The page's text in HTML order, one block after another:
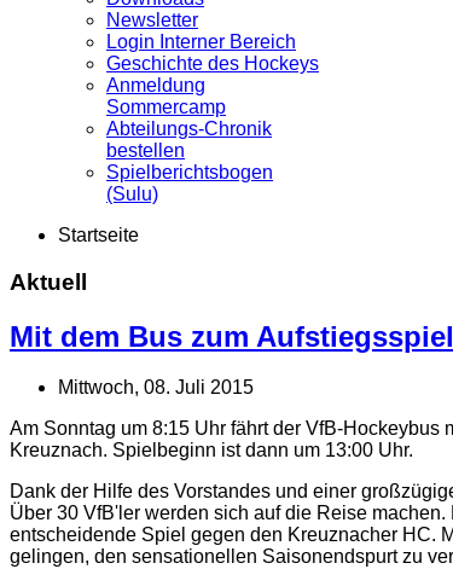
Newsletter
Login Interner Bereich
Geschichte des Hockeys
Anmeldung
Sommercamp
Abteilungs-Chronik
bestellen
Spielberichtsbogen
(Sulu)
Startseite
Aktuell
Mit dem Bus zum Aufstiegsspiel
Mittwoch, 08. Juli 2015
Am Sonntag um 8:15 Uhr fährt der VfB-Hockeybus
Kreuznach. Spielbeginn ist dann um 13:00 Uhr.
Dank der Hilfe des Vorstandes und einer
Über 30 VfB'ler werden sich auf die Reise
entscheidende Spiel gegen den Kreuznacher HC.
gelingen, den sensationellen Saisonendspurt zu